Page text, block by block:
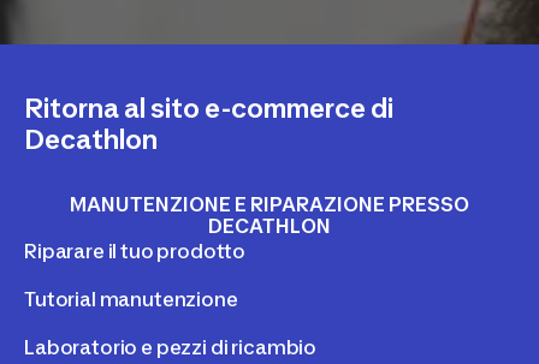
Ritorna al sito e-commerce di
Decathlon
MANUTENZIONE E RIPARAZIONE PRESSO
DECATHLON
Riparare il tuo prodotto
Tutorial manutenzione
Laboratorio e pezzi di ricambio